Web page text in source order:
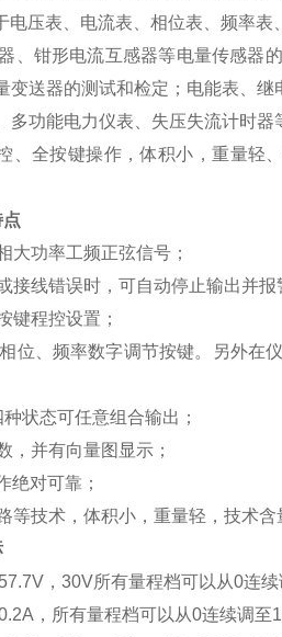
电压表、电流表、相位表、频率
、钳形电流互感器等电量传感器的
送器的测试和检定；电能表、
功能电力仪表、失压失流计时器
、全按键操作，体积小，重量轻
大功率工频正弦信号；
线错误时，可自动停止输出并报
键程控设置；
位、频率数字调节按键。另外在
状态可任意组合输出；
，并有向量图显示；
绝对可靠；
技术，体积小，重量轻，技术含
，30V所有量程档可以从0连续
，所有量程档可以从0连续调至